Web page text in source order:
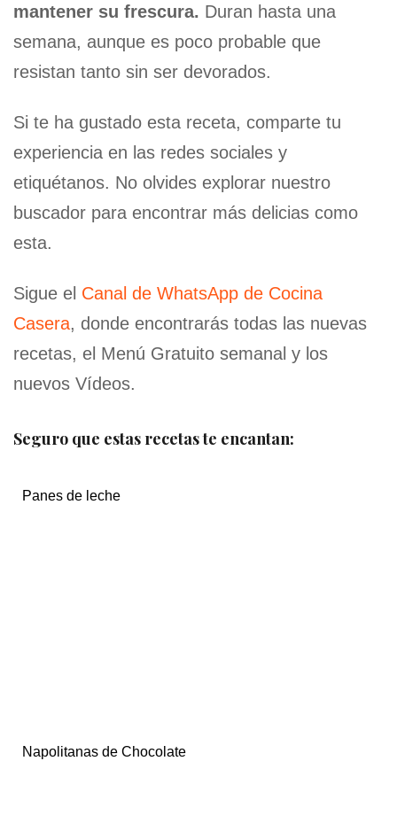
mantener su frescura. Duran hasta una
semana, aunque es poco probable que
resistan tanto sin ser devorados.
Si te ha gustado esta receta, comparte tu
experiencia en las redes sociales y
etiquétanos. No olvides explorar nuestro
buscador para encontrar más delicias como
esta.
Sigue el Canal de WhatsApp de Cocina
Casera, donde encontrarás todas las nuevas
recetas, el Menú Gratuito semanal y los
nuevos Vídeos.
Seguro que estas recetas te encantan:
Panes de leche
Napolitanas de Chocolate